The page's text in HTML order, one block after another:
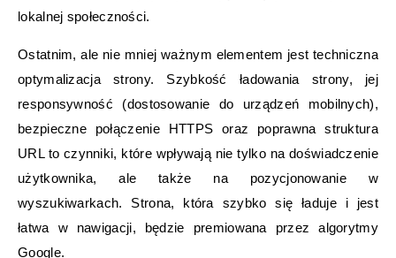
lokalnej społeczności.
Ostatnim, ale nie mniej ważnym elementem jest techniczna
optymalizacja strony. Szybkość ładowania strony, jej
responsywność (dostosowanie do urządzeń mobilnych),
bezpieczne połączenie HTTPS oraz poprawna struktura
URL to czynniki, które wpływają nie tylko na doświadczenie
użytkownika, ale także na pozycjonowanie w
wyszukiwarkach. Strona, która szybko się ładuje i jest
łatwa w nawigacji, będzie premiowana przez algorytmy
Google.